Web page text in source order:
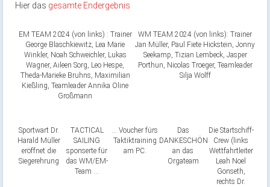
Hier das gesamte Endergebnis
EM TEAM 2024 (von links) : Trainer
George Blaschkiewitz, Lea Marie
Winkler, Noah Schweichler, Lukas
Wagner, Aileen Sorg, Leo Hespe,
Theda-Marieke Bruhns, Maximilian
Kießling, Teamleader Annika Oline
Großmann
WM TEAM 2024 (von links): Trainer
Jan Müller, Paul Fiete Hickstein, Jonny
Seekamp, Tizian Lembeck, Jasper
Porthun, Nicolas Troeger, Teamleader
Silja Wolff
Sportwart Dr.
Harald Müller
eröffnet die
Siegerehrung
TACTICAL
SAILING
sponserte für
das WM/EM-
Team …
… Voucher fürs
Taktiktraining
am PC.
Das
DANKESCHÖN
an das
Orgateam
Die Startschiff-
Crew (links
Wettfahrtleiter
Leah Noel
Gonseth,
rechts Dr.